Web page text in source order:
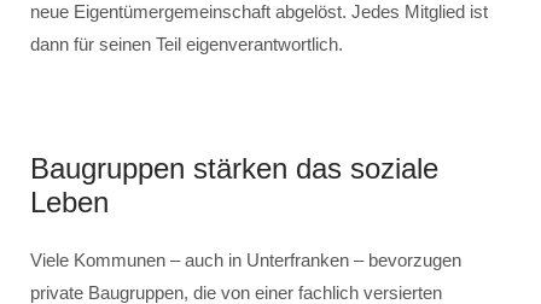
neue Eigentümergemeinschaft abgelöst. Jedes Mitglied ist
dann für seinen Teil eigenverantwortlich.
Baugruppen stärken das soziale
Leben
Viele Kommunen – auch in Unterfranken – bevorzugen
private Baugruppen, die von einer fachlich versierten